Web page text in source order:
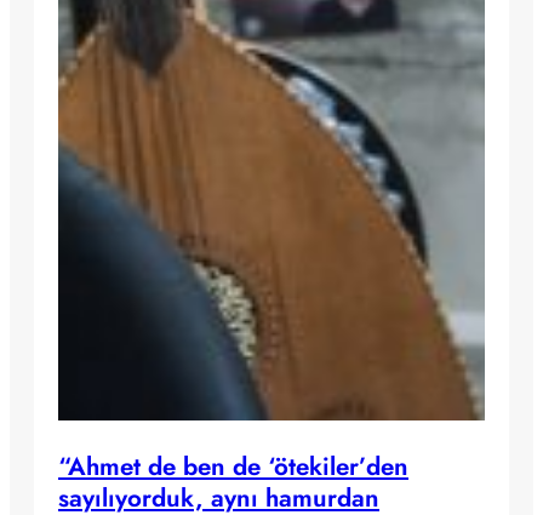
“Ahmet de ben de ‘ötekiler’den
sayılıyorduk, aynı hamurdan